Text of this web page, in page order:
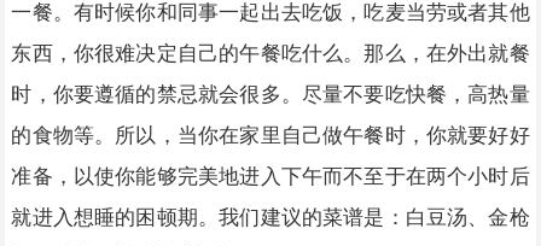
一餐。有时候你和同事一起出去吃饭，吃麦当劳或者其他
东西，你很难决定自己的午餐吃什么。那么，在外出就餐
时，你要遵循的禁忌就会很多。尽量不要吃快餐，高热量
的食物等。所以，当你在家里自己做午餐时，你就要好好
准备，以使你能够完美地进入下午而不至于在两个小时后
就进入想睡的困顿期。我们建议的菜谱是：白豆汤、金枪